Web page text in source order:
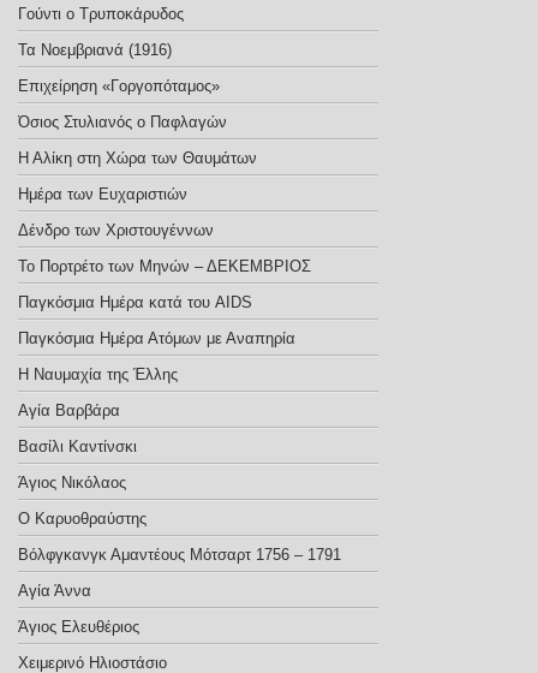
Γούντι ο Τρυποκάρυδος
Τα Νοεμβριανά (1916)
Επιχείρηση «Γοργοπόταμος»
Όσιος Στυλιανός ο Παφλαγών
Η Αλίκη στη Χώρα των Θαυμάτων
Ημέρα των Ευχαριστιών
Δένδρο των Χριστουγέννων
Το Πορτρέτο των Μηνών – ΔΕΚΕΜΒΡΙΟΣ
Παγκόσμια Ημέρα κατά του AIDS
Παγκόσμια Ημέρα Ατόμων με Αναπηρία
Η Ναυμαχία της Έλλης
Αγία Βαρβάρα
Βασίλι Καντίνσκι
Άγιος Νικόλαος
Ο Καρυοθραύστης
Βόλφγκανγκ Αμαντέους Μότσαρτ 1756 – 1791
Αγία Άννα
Άγιος Ελευθέριος
Χειμερινό Ηλιοστάσιο